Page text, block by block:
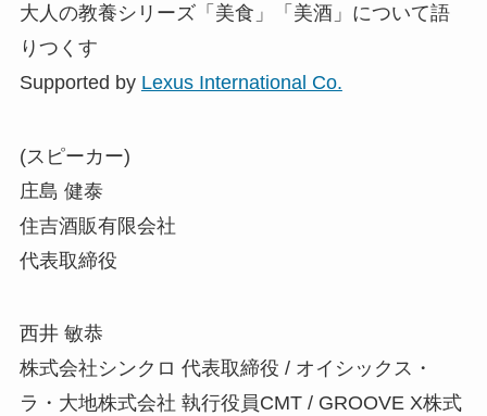
大人の教養シリーズ「美食」「美酒」について語
りつくす
Supported by Lexus International Co.
(スピーカー)
庄島 健泰
住吉酒販有限会社
代表取締役
西井 敏恭
株式会社シンクロ 代表取締役 / オイシックス・
ラ・大地株式会社 執行役員CMT / GROOVE X株式